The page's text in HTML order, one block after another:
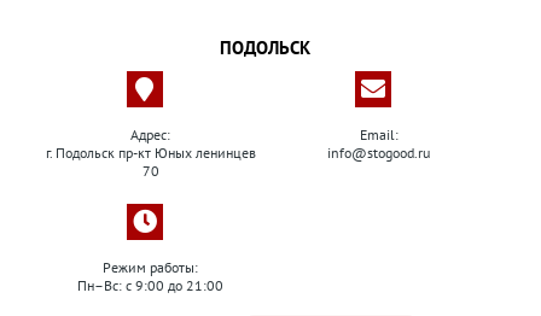
ПОДОЛЬСК
Адрес:
г. Подольск пр-кт Юных ленинцев
70
Email:
info@stogood.ru
Режим работы:
Пн–Вс: с 9:00 до 21:00